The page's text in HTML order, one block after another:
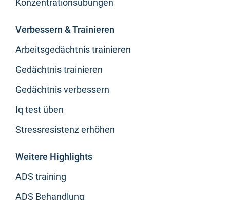
Konzentrationsübungen
Verbessern & Trainieren
Arbeitsgedächtnis trainieren
Gedächtnis trainieren
Gedächtnis verbessern
Iq test üben
Stressresistenz erhöhen
Weitere Highlights
ADS training
ADS Behandlung